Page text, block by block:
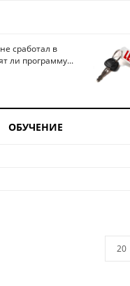
сработал в
ли программу...
ОБУЧЕНИЕ